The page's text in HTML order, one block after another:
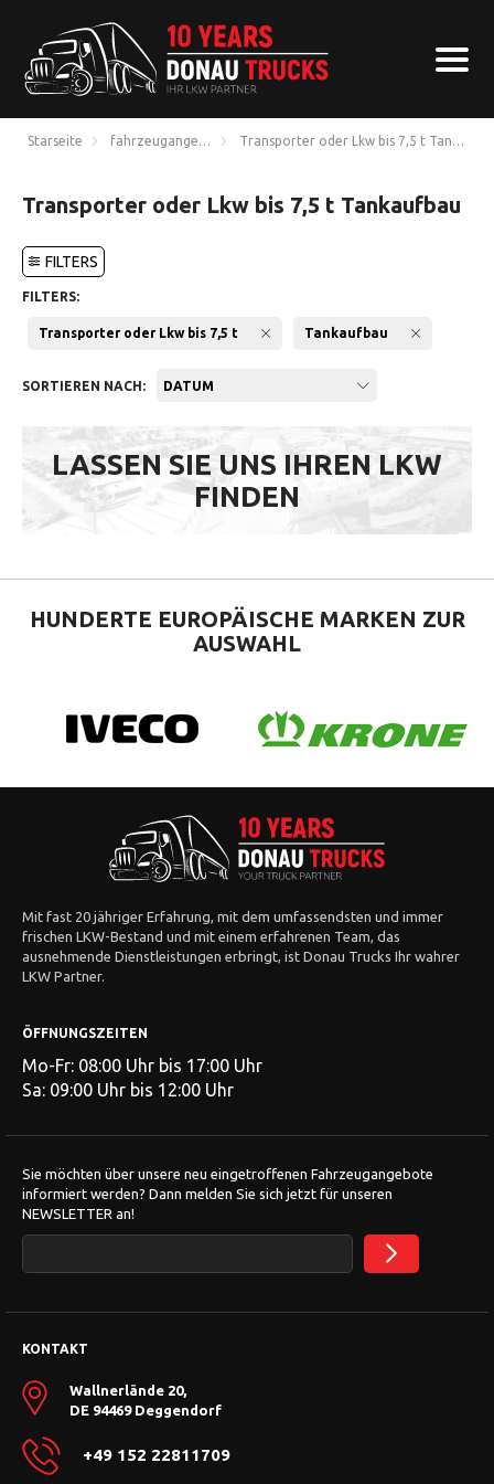
Starseite fahrzeugangebote Transporter oder Lkw bis 7,5 t
Transporter oder Lkw bis 7,5 t Tankaufbau
FILTERS
FILTERS:
Transporter oder Lkw bis 7,5 t Tankaufbau
SORTIEREN NACH: DATUM
LASSEN SIE UNS IHREN LKW
FINDEN
HUNDERTE EUROPÄISCHE MARKEN ZUR
AUSWAHL
Mit fast 20 jähriger Erfahrung, mit dem umfassendsten und immer
frischen LKW-Bestand und mit einem erfahrenen Team, das
ausnehmende Dienstleistungen erbringt, ist Donau Trucks Ihr wahrer
LKW Partner.
ÖFFNUNGSZEITEN
Mo-Fr: 08:00 Uhr bis 17:00 Uhr
Sa: 09:00 Uhr bis 12:00 Uhr
KONTAKT
Wallnerlände 20,
DE 94469 Deggendorf
+49 152 22811709
Sie möchten über unsere neu eingetroffenen Fahrzeugangebote
informiert werden? Dann melden Sie sich jetzt für unseren
NEWSLETTER an!